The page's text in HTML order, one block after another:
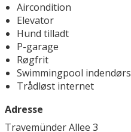
Aircondition
Elevator
Hund tilladt
P-garage
Røgfrit
Swimmingpool indendørs
Trådløst internet
Adresse
Travemünder Allee 3